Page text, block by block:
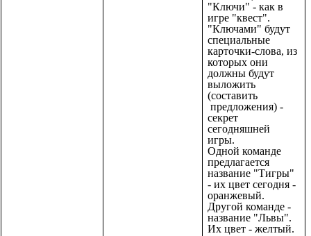
"Ключи" - как в
игре "квест".
"Ключами" будут
специальные
карточки-слова, из
которых они
должны будут
выложить
(составить
предложения) -
секрет
сегодняшней
игры.
Одной команде
предлагается
название "Тигры"
- их цвет сегодня -
оранжевый.
Другой команде -
название "Львы".
Их цвет - желтый.